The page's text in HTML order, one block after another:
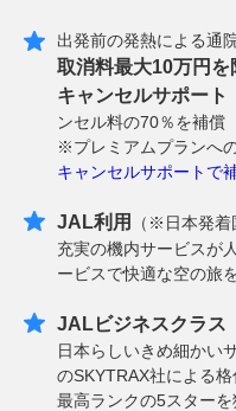
出発前の発熱による通
取消料最大10万円
キャンセルサポート
ンセル料の70％を補償
※プレミアムプランへ
キャンセルサポートで
JAL利用
（※日本発着
充実の機内サービスが
ービスで快適な空の旅
JALビジネスクラス
日本らしいきめ細かい
のSKYTRAX社による
最高ランクの5スターを